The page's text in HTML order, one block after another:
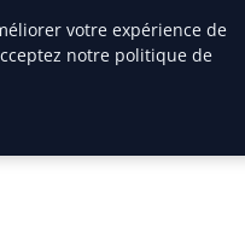
2025
votre expérience de
notre politique de